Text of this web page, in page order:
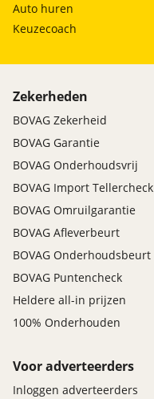
Auto huren
Keuzecoach
Zekerheden
BOVAG Zekerheid
BOVAG Garantie
BOVAG Onderhoudsvrij
BOVAG Import Tellercheck
BOVAG Omruilgarantie
BOVAG Afleverbeurt
BOVAG Onderhoudsbeurt
BOVAG Puntencheck
Heldere all-in prijzen
100% Onderhouden
Voor adverteerders
Inloggen adverteerders